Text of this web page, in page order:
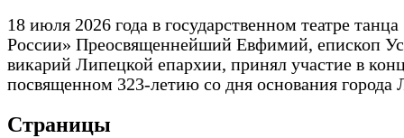
18 июля 2026 года в государственном театре
России» Преосвященнейший Евфимий, епископ
викарий Липецкой епархии, принял участие в
посвященном 323-летию со дня основания города
Страницы